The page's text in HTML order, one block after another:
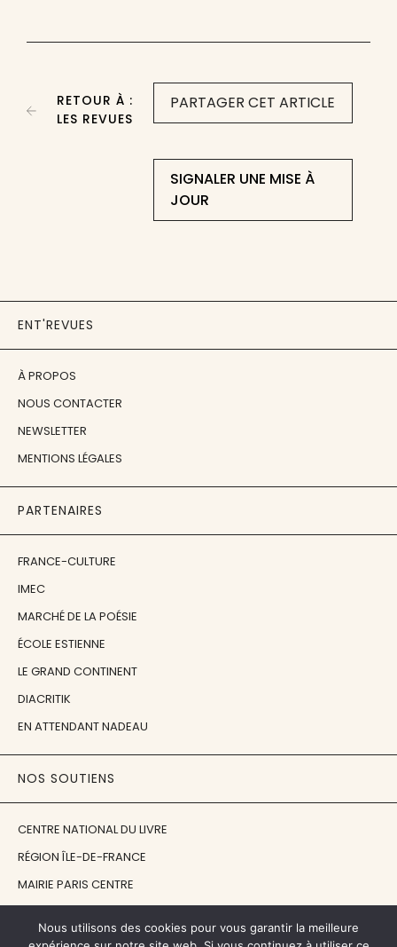
PARTAGER CET ARTICLE
SIGNALER UNE MISE À
JOUR
RETOUR À :
LES REVUES
ENT'REVUES
À PROPOS
NOUS CONTACTER
NEWSLETTER
MENTIONS LÉGALES
PARTENAIRES
FRANCE-CULTURE
IMEC
MARCHÉ DE LA POÉSIE
ÉCOLE ESTIENNE
LE GRAND CONTINENT
DIACRITIK
EN ATTENDANT NADEAU
NOS SOUTIENS
CENTRE NATIONAL DU LIVRE
RÉGION ÎLE-DE-FRANCE
MAIRIE PARIS CENTRE
FONDATION JAN MICHALSKI
Nous utilisons des cookies pour vous garantir la meilleure